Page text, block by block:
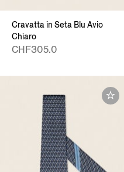
Cravatta in Seta Blu Avio
Chiaro
CHF305.0